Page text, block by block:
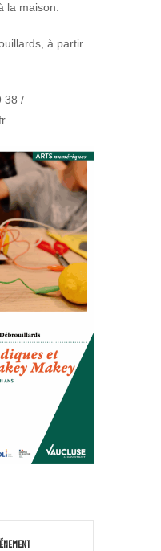
la maison.
à partir
38 /